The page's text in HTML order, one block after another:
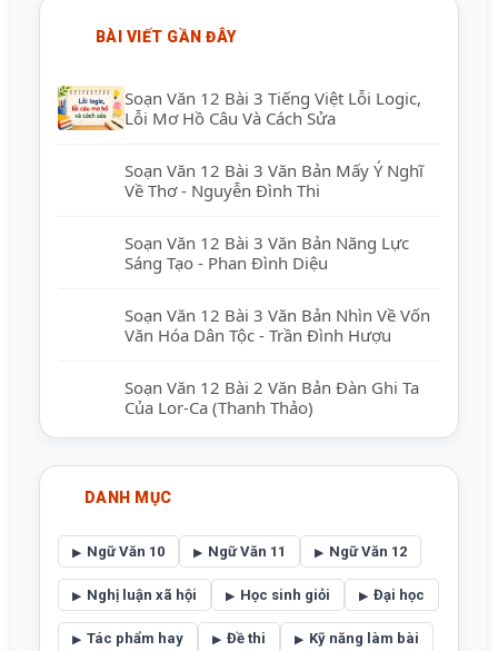
BÀI VIẾT GẦN ĐÂY
Soạn Văn 12 Bài 3 Tiếng Việt Lỗi Logic,
Lỗi Mơ Hồ Câu Và Cách Sửa
Soạn Văn 12 Bài 3 Văn Bản Mấy Ý Nghĩ
Về Thơ - Nguyễn Đình Thi
Soạn Văn 12 Bài 3 Văn Bản Năng Lực
Sáng Tạo - Phan Đình Diệu
Soạn Văn 12 Bài 3 Văn Bản Nhìn Về Vốn
Văn Hóa Dân Tộc - Trần Đình Hượu
Soạn Văn 12 Bài 2 Văn Bản Đàn Ghi Ta
Của Lor-Ca (Thanh Thảo)
DANH MỤC
Ngữ Văn 10 Ngữ Văn 11 Ngữ Văn 12
Nghị luận xã hội Học sinh giỏi Đại học
Tác phẩm hay Đề thi Kỹ năng làm bài